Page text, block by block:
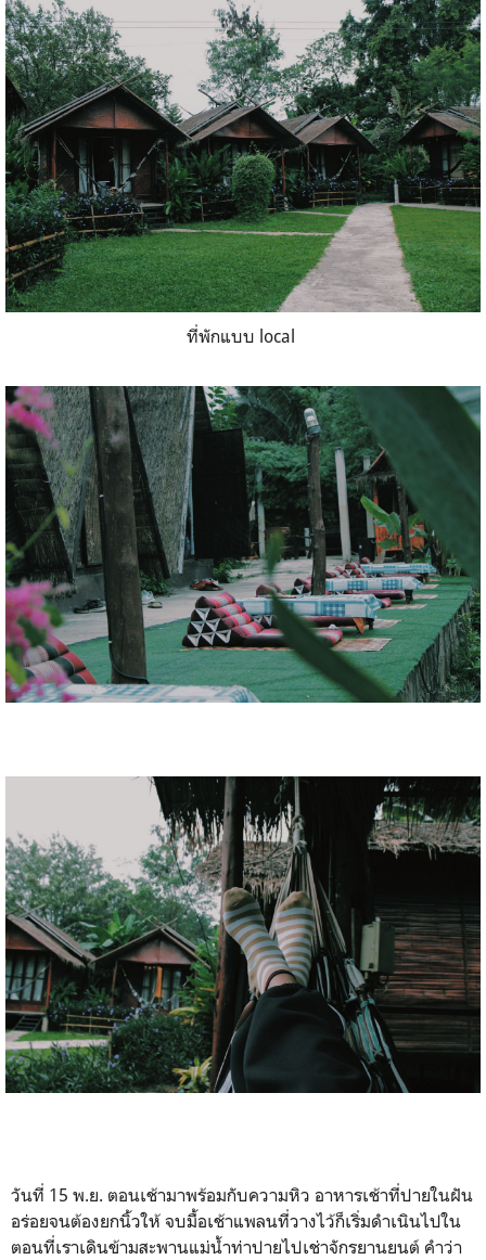
ที่พักแบบ local
วันที่ 15 พ.ย. ตอนเช้ามาพร้อมกับความหิว อาหารเช้าที่ปายในฝัน
อร่อยจนต้องยกนิ้วให้ จบมื้อเช้าแพลนที่วางไว้ก็เริ่มดำเนินไปใน
ตอนที่เราเดินข้ามสะพานแม่น้ำท่าปายไปเช่าจักรยานยนต์ คำว่า